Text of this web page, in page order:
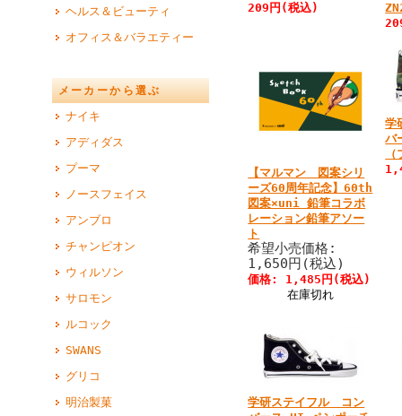
ヘルス＆ビューティ
オフィス＆バラエティー
メーカーから選ぶ
ナイキ
アディダス
プーマ
ノースフェイス
アンブロ
チャンピオン
ウィルソン
サロモン
ルコック
SWANS
グリコ
明治製菓
209円(税込)
【マルマン 図案シリ
ーズ60周年記念】60th
図案×uni 鉛筆コラボ
レーション鉛筆アソー
ト
希望小売価格:
1,650円(税込)
価格: 1,485円(税込)
在庫切れ
学
バ
学研ステイフル コン